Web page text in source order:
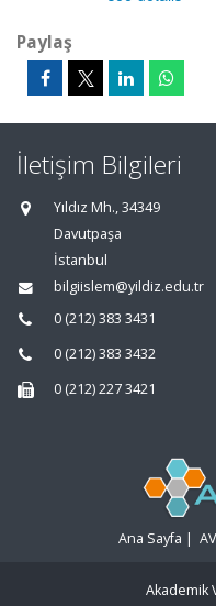
Paylaş
İletişim Bilgileri
Yıldız Mh., 34349
Davutpaşa
İstanbul
bilgiislem@yildiz.edu.tr
0 (212) 383 3431
0 (212) 383 3432
0 (212) 227 3421
Ana Sayfa |
Akademik